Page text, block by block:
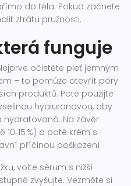
do těla. Pokud začnete
ztrátu pružnosti.
funguje
očistěte pleť jemným
– to pomůže otevřít póry
produktů. Poté použijte
hyaluronovou, aby
hydratovaná. Na závěr
%) a poté krém s
příčinou poškození.
volte sérum s nižší
zvyšujte. Vezměte si